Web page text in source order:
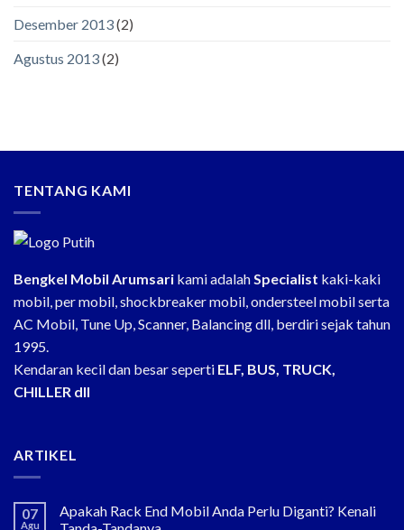
Desember 2013(2)
Agustus 2013(2)
TENTANG KAMI
Bengkel Mobil Arumsari kami adalahSpecialist kaki-kaki
mobil, per mobil, shockbreaker mobil, ondersteel mobil serta
AC Mobil, Tune Up, Scanner, Balancing dll, berdiri sejak tahun
1995.
Kendaran kecil dan besar seperti ELF, BUS, TRUCK,
CHILLER dll
ARTIKEL
07
Agu
Apakah Rack End Mobil Anda Perlu Diganti? Kenali